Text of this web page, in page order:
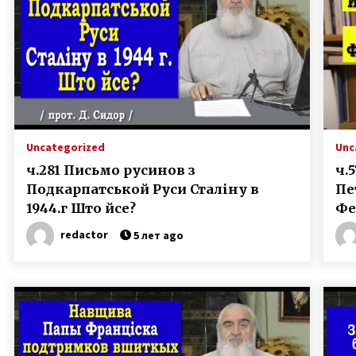
достаточным !”
3 года ago
Звернення 2-го Європейського
Конгресу Підкарпатських Русинів
від 25-го жовтня 2008 р. до
депутатів Закарпатської обласної
ради (фотокопія документу, том
8 стор. 100 кримінальної справи)
3 года ago
Презентація нового видання
Валерій Падяк, 09.12.2023, Ужгород
3 года ago
Uncategorized
ч.281 Письмо русинов з
Подкарпатськой Руси Сталіну в
1944.г Што йсе?
redactor 5 лет ago